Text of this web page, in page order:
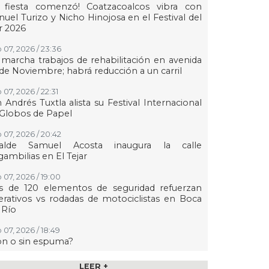
fiesta comenzó! Coatzacoalcos vibra con
Turizo y Nicho Hinojosa en el Festival del
2026
07, 2026 / 23:36
trabajos de rehabilitación en avenida
Noviembre; habrá reducción a un carril
2026 / 22:31
Andrés Tuxtla alista su Festival Internacional
de Papel
07, 2026 / 20:42
Samuel Acosta inaugura la calle
en El Tejar
07, 2026 / 19:00
de 120 elementos de seguridad refuerzan
vs rodadas de motociclistas en Boca
07, 2026 / 18:49
o sin espuma?
07, 2026 / 18:20 LEER +